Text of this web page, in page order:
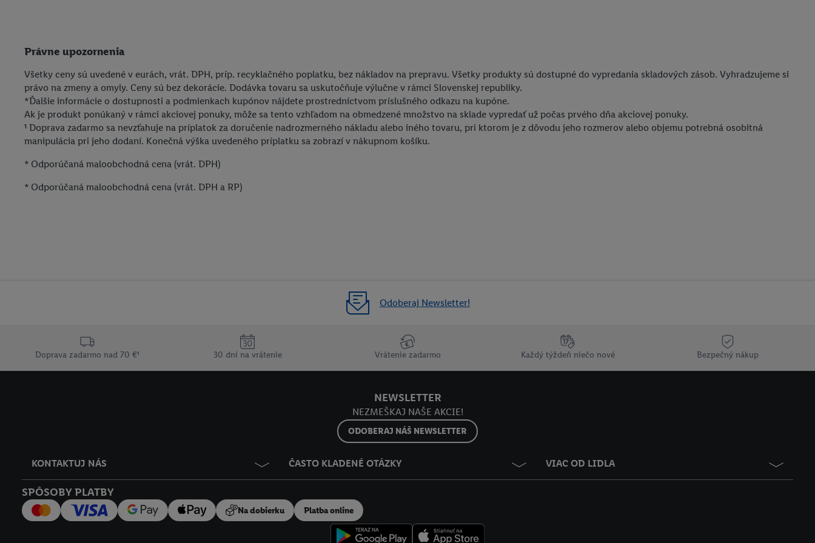
Právne upozornenia
Všetky ceny sú uvedené v eurách, vrát. DPH, príp. recyklačného poplatku, bez nákladov na prepravu. Všetky produkty sú dostupné do vypredania skladových zásob. Vyhradzujeme si
právo na zmeny a omyly. Ceny sú bez dekorácie. Dodávka tovaru sa uskutočňuje výlučne v rámci Slovenskej republiky.
*Ďalšie informácie o dostupnosti a podmienkach kupónov nájdete prostredníctvom príslušného odkazu na kupóne.
Ak je produkt ponúkaný v rámci akciovej ponuky, môže sa tento vzhľadom na obmedzené množstvo na sklade vypredať už počas prvého dňa akciovej ponuky.
¹ Doprava zadarmo sa nevzťahuje na príplatok za doručenie nadrozmerného nákladu alebo iného tovaru, pri ktorom je z dôvodu jeho rozmerov alebo objemu potrebná osobitná
manipulácia pri jeho dodaní. Konečná výška uvedeného príplatku sa zobrazí v nákupnom košíku.
* Odporúčaná maloobchodná cena (vrát. DPH)
* Odporúčaná maloobchodná cena (vrát. DPH a RP)
Odoberaj Newsletter!
Doprava zadarmo nad 70 €¹ 30 dní na vrátenie Vrátenie zadarmo Každý týždeň niečo nové Bezpečný nákup
NEWSLETTER
NEZMEŠKAJ NAŠE AKCIE!
ODOBERAJ NÁŠ NEWSLETTER
KONTAKTUJ NÁS ČASTO KLADENÉ OTÁZKY VIAC OD LIDLA
SPÔSOBY PLATBY
Na dobierku Platba online